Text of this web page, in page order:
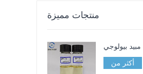
منتجات مميزة
أكثر من